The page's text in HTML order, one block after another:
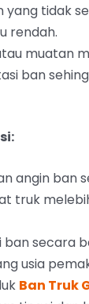
yang tidak
rendah.
muatan
ban
angin ban
truk
ban secara
usia
Ban Truk